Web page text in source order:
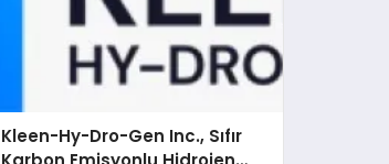
Kleen-Hy-Dro-Gen Inc., Sıfır